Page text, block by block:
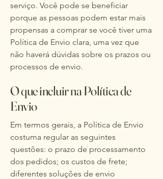
serviço. Você pode se beneficiar
porque as pessoas podem estar mais
propensas a comprar se você tiver uma
Política de Envio clara, uma vez que
não haverá dúvidas sobre os prazos ou
processos de envio.
O que incluir na Política de
Envio
Em termos gerais, a Política de Envio
costuma regular as seguintes
questões: o prazo de processamento
dos pedidos; os custos de frete;
diferentes soluções de envio